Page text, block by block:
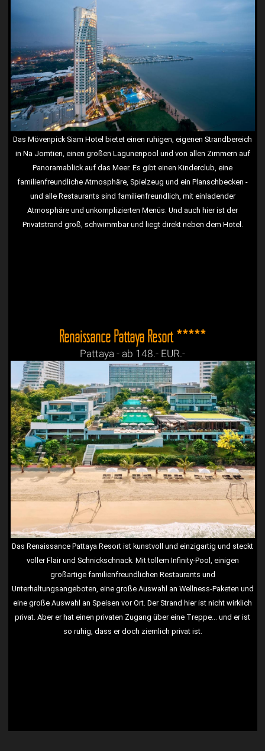
Das Mövenpick Siam Hotel bietet einen ruhigen, eigenen Strandbereich
in Na Jomtien, einen großen Lagunenpool und von allen Zimmern auf
Panoramablick auf das Meer. Es gibt einen Kinderclub, eine
familienfreundliche Atmosphäre, Spielzeug und ein Planschbecken -
und alle Restaurants sind familienfreundlich, mit einladender
Atmosphäre und unkomplizierten Menüs. Und auch hier ist der
Privatstrand groß, schwimmbar und liegt direkt neben dem Hotel.
Renaissance Pattaya Resort *****
Pattaya - ab 148.- EUR.-
Das Renaissance Pattaya Resort ist kunstvoll und einzigartig und steckt
voller Flair und Schnickschnack. Mit tollem Infinity-Pool, einigen
großartige familienfreundlichen Restaurants und
Unterhaltungsangeboten, eine große Auswahl an Wellness-Paketen und
eine große Auswahl an Speisen vor Ort. Der Strand hier ist nicht wirklich
privat. Aber er hat einen privaten Zugang über eine Treppe... und er ist
so ruhig, dass er doch ziemlich privat ist.